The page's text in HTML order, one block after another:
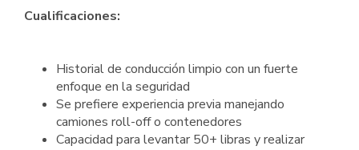
Cualificaciones:
Historial de conducción limpio con un fuerte
enfoque en la seguridad
Se prefiere experiencia previa manejando
camiones roll-off o contenedores
Capacidad para levantar 50+ libras y realizar